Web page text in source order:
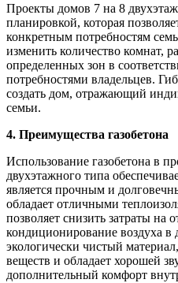
Проекты домов 7 на 8
планировкой, которая
конкретным потребностям
изменить количество комнат,
определенных зон в
потребностями владельцев.
создать дом, отражающий
семьи.
4. Преимущества газобетона
Использование газобетона в
двухэтажного типа
является прочным и
обладает отличными
позволяет снизить затраты на
кондиционирование воздуха в
экологически чистый
веществ и обладает хорошей
дополнительный комфорт